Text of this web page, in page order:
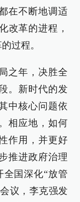
在不断地调适
改革的进程，
过程。
之年，决胜全
。新时代的发
中核心问题依
相应地，如何
作用，并更好
推进政府治理
全国深化“放管
议，李克强发